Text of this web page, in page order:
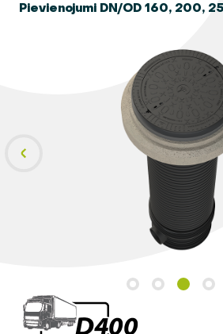
Pievienojumi DN/OD 160, 200,